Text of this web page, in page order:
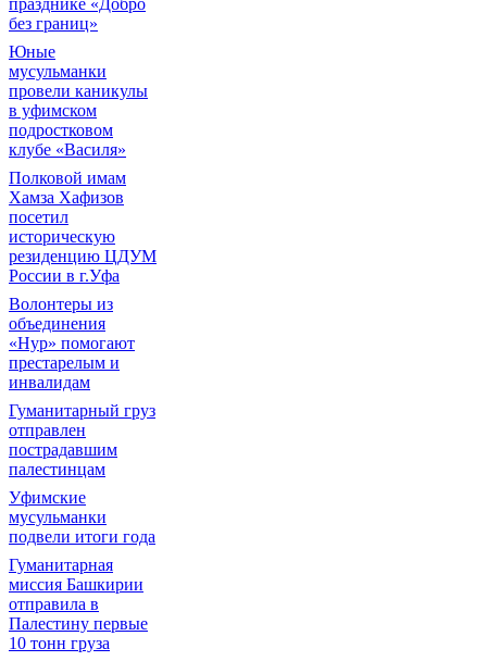
празднике «Добро
без границ»
Юные
мусульманки
провели каникулы
в уфимском
подростковом
клубе «Василя»
Полковой имам
Хамза Хафизов
посетил
историческую
резиденцию ЦДУМ
России в г.Уфа
Волонтеры из
объединения
«Нур» помогают
престарелым и
инвалидам
Гуманитарный груз
отправлен
пострадавшим
палестинцам
Уфимские
мусульманки
подвели итоги года
Гуманитарная
миссия Башкирии
отправила в
Палестину первые
10 тонн груза